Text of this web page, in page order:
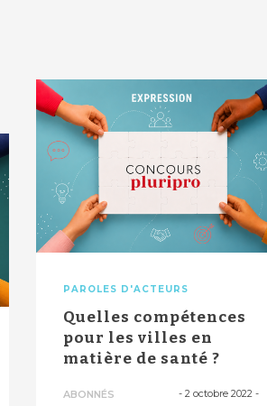
PAROLES D'ACTEURS
Quelles compétences
pour les villes en
matière de santé ?
ABONNÉS - 2 octobre 2022 -